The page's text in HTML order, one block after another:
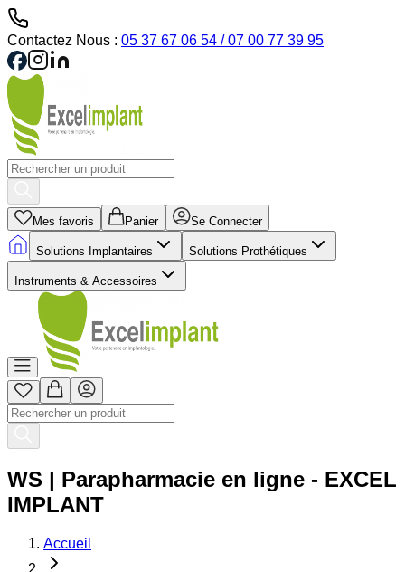
Contactez Nous : 05 37 67 06 54 / 07 00 77 39 95
Mes favoris Panier Se Connecter
Solutions Implantaires Solutions Prothétiques
Instruments & Accessoires
WS | Parapharmacie en ligne - EXCEL
IMPLANT
Accueil